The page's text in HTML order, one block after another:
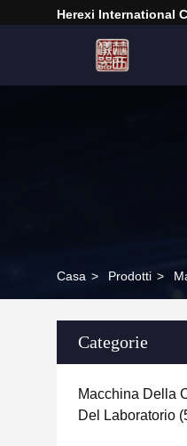
Herexi International
Casa > Prodotti >
Categorie
Macchina Della
Del Laboratorio